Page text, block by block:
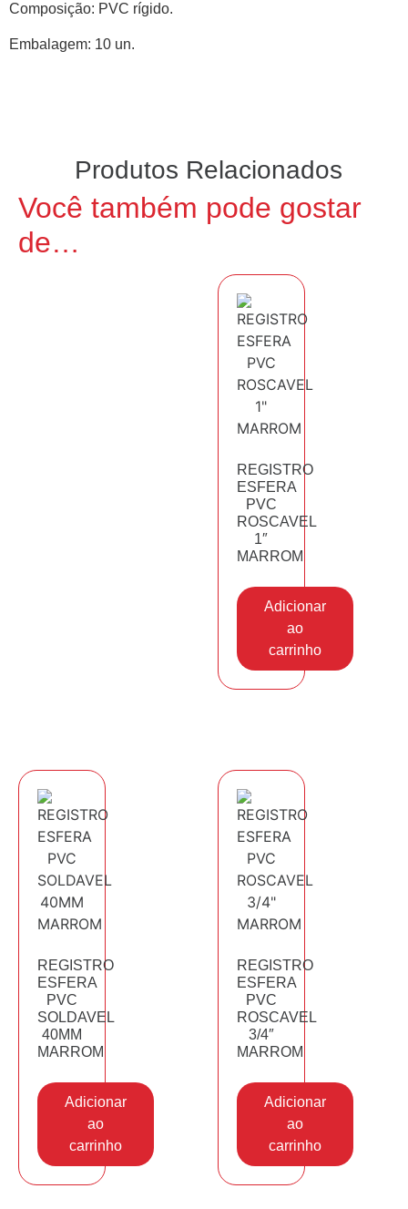
Composição: PVC rígido.
Embalagem: 10 un.
Produtos Relacionados
Você também pode gostar
de…
REGISTRO
ESFERA
PVC
ROSCAVEL
1″
MARROM
Adicionar
ao
carrinho
REGISTRO
ESFERA
PVC
SOLDAVEL
40MM
MARROM
Adicionar
ao
carrinho
REGISTRO
ESFERA
PVC
ROSCAVEL
3/4″
MARROM
Adicionar
ao
carrinho